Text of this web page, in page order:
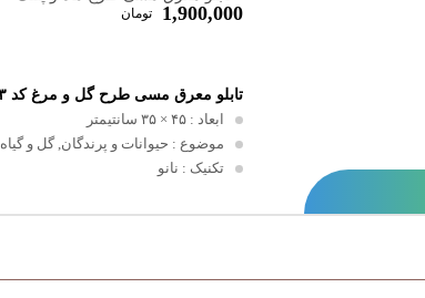
1,900,000 تومان
تابلو معرق مسی طرح گل و مرغ کد ۱۰۵۷۳
ابعاد : ۴۵ × ۳۵ سانتیمتر
موضوع : حیوانات و پرندگان, گل و گیاه
تکنیک : نانو